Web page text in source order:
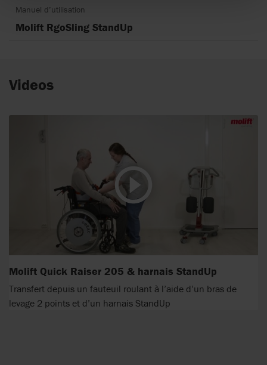
Manuel d’utilisation
Molift RgoSling StandUp
Videos
Molift Quick Raiser 205 & harnais StandUp
Transfert depuis un fauteuil roulant à l’aide d’un bras de
levage 2 points et d’un harnais StandUp